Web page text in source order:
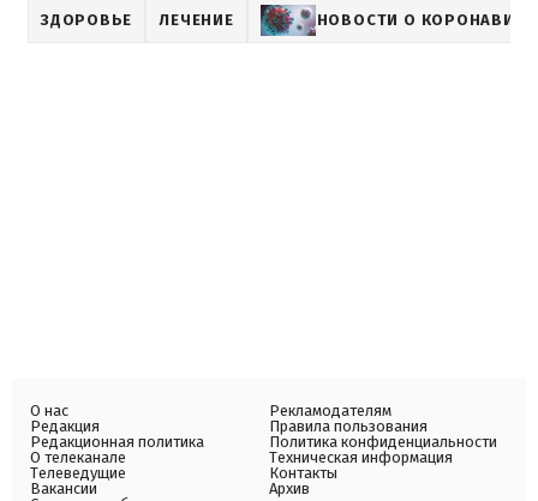
ЗДОРОВЬЕ ЛЕЧЕНИЕ НОВОСТИ О
О нас
Редакция
Редакционная политика
О телеканале
Телеведущие
Вакансии
Рекламодателям
Правила пользования
Политика конфиденциальности
Техническая информация
Контакты
Архив